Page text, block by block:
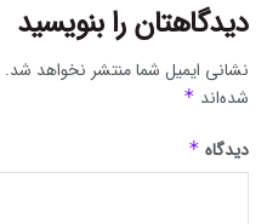
دیدگاهتان را بنویسید
نشانی ایمیل شما منتشر نخواهد شد.
شده‌اند *
دیدگاه *